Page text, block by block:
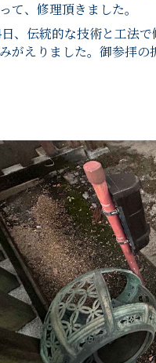
て、修理頂きました。
、伝統的な技術と工法
がえりました。御参拝の